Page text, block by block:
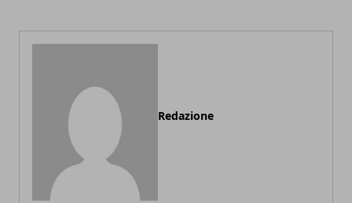
Redazione